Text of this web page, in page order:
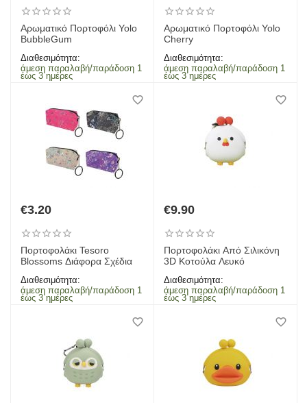
Αρωματικό Πορτοφόλι Yolo
BubbleGum
Διαθεσιμότητα:
άμεση παραλαβή/παράδοση 1
έως 3 ημέρες
Αρωματικό Πορτοφόλι Yolo
Cherry
Διαθεσιμότητα:
άμεση παραλαβή/παράδοση 1
έως 3 ημέρες
€3.20
Πορτοφολάκι Tesoro
Blossoms Διάφορα Σχέδια
Διαθεσιμότητα:
άμεση παραλαβή/παράδοση 1
έως 3 ημέρες
€9.90
Πορτοφολάκι Από Σιλικόνη
3D Κοτούλα Λευκό
Διαθεσιμότητα:
άμεση παραλαβή/παράδοση 1
έως 3 ημέρες